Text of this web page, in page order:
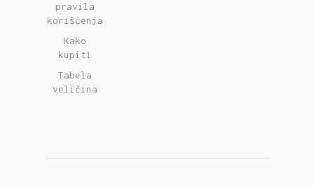
pravila
korišćenja
Kako
kupiti
Tabela
veličina